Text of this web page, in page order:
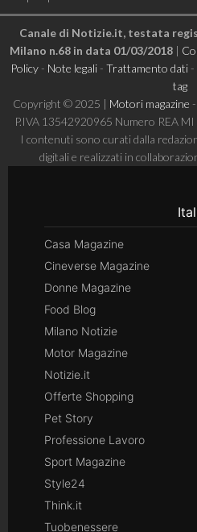
Canale di Notizie.it, testata
Milano n.68 in data 01/03/2018|
Policy- Note legali- Trattamento dati-
tag
Copyright © 2025 | Motori magazine
P.IVA 13542920965 Numero REA
I contenuti sono curati dalla
digitali e realizzati in
Casa Magazine
Cineverse Magazine
Donne Magazine
Food Blog
Milano Notizie
Motor Magazine
Notizie.it
Offerte Shopping
Pet Story
Professione Lavoro
Sport Magazine
Style24
Think.it
Tuobenessere